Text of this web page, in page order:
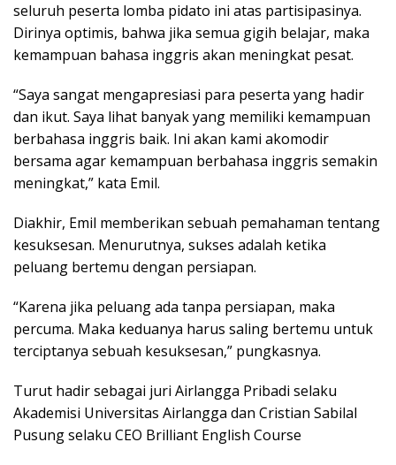
seluruh peserta lomba pidato ini atas partisipasinya.
Dirinya optimis, bahwa jika semua gigih belajar, maka
kemampuan bahasa inggris akan meningkat pesat.
“Saya sangat mengapresiasi para peserta yang hadir
dan ikut. Saya lihat banyak yang memiliki kemampuan
berbahasa inggris baik. Ini akan kami akomodir
bersama agar kemampuan berbahasa inggris semakin
meningkat,” kata Emil.
Diakhir, Emil memberikan sebuah pemahaman tentang
kesuksesan. Menurutnya, sukses adalah ketika
peluang bertemu dengan persiapan.
“Karena jika peluang ada tanpa persiapan, maka
percuma. Maka keduanya harus saling bertemu untuk
terciptanya sebuah kesuksesan,” pungkasnya.
Turut hadir sebagai juri Airlangga Pribadi selaku
Akademisi Universitas Airlangga dan Cristian Sabilal
Pusung selaku CEO Brilliant English Course